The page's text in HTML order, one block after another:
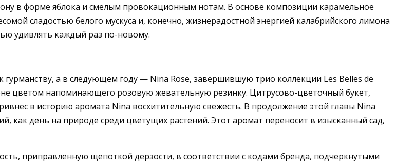
в форме яблока и смелым провокационным нотам. В основе композиции карамельное
сладостью белого мускуса и, конечно, жизнерадостной энергией калабрийского лимона
удивлять каждый раз по-новому.
гурманству, а в следующем году — Nina Rose, завершившую трио коллекции Les Belles de
цветом напоминающего розовую жевательную резинку. Цитрусово-цветочный букет,
в историю аромата Nina восхитительную свежесть. В продолжение этой главы Nina
как день на природе среди цветущих растений. Этот аромат переносит в изысканный сад,
приправленную щепоткой дерзости, в соответствии с кодами бренда, подчеркнутыми